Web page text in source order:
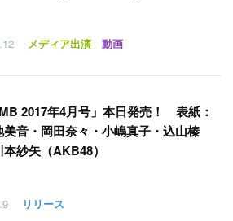
メディア出演 動画
2017年4月号」本日発売！ 表紙：
美音・岡田奈々・小嶋真子・込山榛
紗矢（AKB48）
リリース